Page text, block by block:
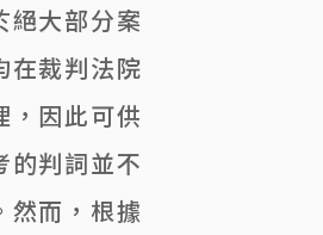
絕大部分案
在裁判法院
，因此可供
的判詞並不
然而，根據